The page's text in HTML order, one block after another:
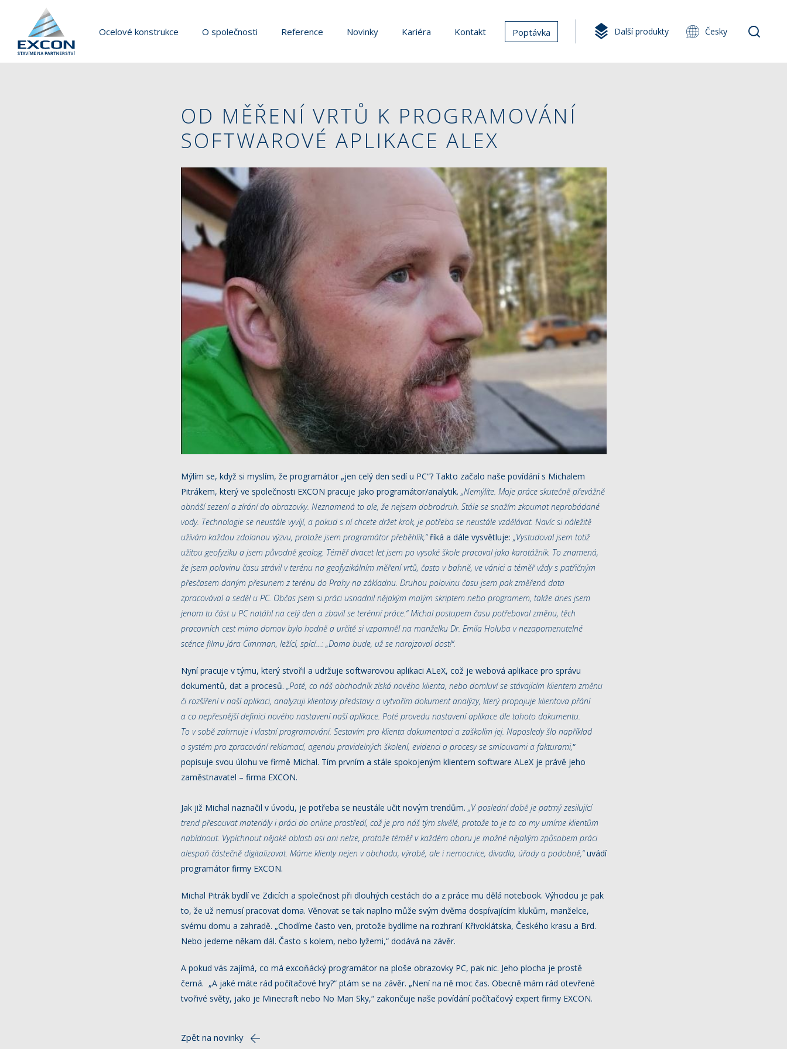
Ocelové konstrukce O společnosti Reference Novinky Kariéra Kontakt Poptávka Další produkty Česky
OD MĚŘENÍ VRTŮ K PROGRAMOVÁNÍ
SOFTWAROVÉ APLIKACE ALEX
Mýlím se, když si myslím, že programátor „jen celý den sedí u PC“? Takto začalo naše povídání s Michalem
Pitrákem, který ve společnosti EXCON pracuje jako programátor/analytik. „Nemýlíte. Moje práce skutečně převážně
obnáší sezení a zírání do obrazovky. Neznamená to ale, že nejsem dobrodruh. Stále se snažím zkoumat neprobádané
vody. Technologie se neustále vyvíjí, a pokud s ní chcete držet krok, je potřeba se neustále vzdělávat. Navíc si náležitě
užívám každou zdolanou výzvu, protože jsem programátor přeběhlík,“říká a dále vysvětluje: „Vystudoval jsem totiž
užitou geofyziku a jsem původně geolog. Téměř dvacet let jsem po vysoké škole pracoval jako karotážník. To znamená,
že jsem polovinu času strávil v terénu na geofyzikálním měření vrtů, často v bahně, ve vánici a téměř vždy s patřičným
přesčasem daným přesunem z terénu do Prahy na základnu. Druhou polovinu času jsem pak změřená data
zpracovával a seděl u PC. Občas jsem si práci usnadnil nějakým malým skriptem nebo programem, takže dnes jsem
jenom tu část u PC natáhl na celý den a zbavil se terénní práce.“ Michal postupem času potřeboval změnu, těch
pracovních cest mimo domov bylo hodně a určitě si vzpomněl na manželku Dr. Emila Holuba v nezapomenutelné
scénce filmu Jára Cimrman, ležící, spící…: „Doma bude, už se narajzoval dost!“.
Nyní pracuje v týmu, který stvořil a udržuje softwarovou aplikaci ALeX, což je webová aplikace pro správu
dokumentů, dat a procesů. „Poté, co náš obchodník získá nového klienta, nebo domluví se stávajícím klientem změnu
či rozšíření v naší aplikaci, analyzuji klientovy představy a vytvořím dokument analýzy, který propojuje klientova přání
a co nepřesnější definici nového nastavení naší aplikace. Poté provedu nastavení aplikace dle tohoto dokumentu.
To v sobě zahrnuje i vlastní programování. Sestavím pro klienta dokumentaci a zaškolím jej. Naposledy šlo například
o systém pro zpracování reklamací, agendu pravidelných školení, evidenci a procesy se smlouvami a fakturami,“
popisuje svou úlohu ve firmě Michal. Tím prvním a stále spokojeným klientem software ALeX je právě jeho
zaměstnavatel – firma EXCON.
Jak již Michal naznačil v úvodu, je potřeba se neustále učit novým trendům. „V poslední době je patrný zesilující
trend přesouvat materiály i práci do online prostředí, což je pro náš tým skvělé, protože to je to co my umíme klientům
nabídnout. Vypíchnout nějaké oblasti asi ani nelze, protože téměř v každém oboru je možné nějakým způsobem práci
alespoň částečně digitalizovat. Máme klienty nejen v obchodu, výrobě, ale i nemocnice, divadla, úřady a podobně,“uvádí
programátor firmy EXCON.
Michal Pitrák bydlí ve Zdicích a společnost při dlouhých cestách do a z práce mu dělá notebook. Výhodou je pak
to, že už nemusí pracovat doma. Věnovat se tak naplno může svým dvěma dospívajícím klukům, manželce,
svému domu a zahradě. „Chodíme často ven, protože bydlíme na rozhraní Křivoklátska, Českého krasu a Brd.
Nebo jedeme někam dál. Často s kolem, nebo lyžemi,“ dodává na závěr.
A pokud vás zajímá, co má excoňácký programátor na ploše obrazovky PC, pak nic. Jeho plocha je prostě
černá. „A jaké máte rád počítačové hry?“ ptám se na závěr. „Není na ně moc čas. Obecně mám rád otevřené
tvořivé světy, jako je Minecraft nebo No Man Sky,“ zakončuje naše povídání počítačový expert firmy EXCON.
Zpět na novinky